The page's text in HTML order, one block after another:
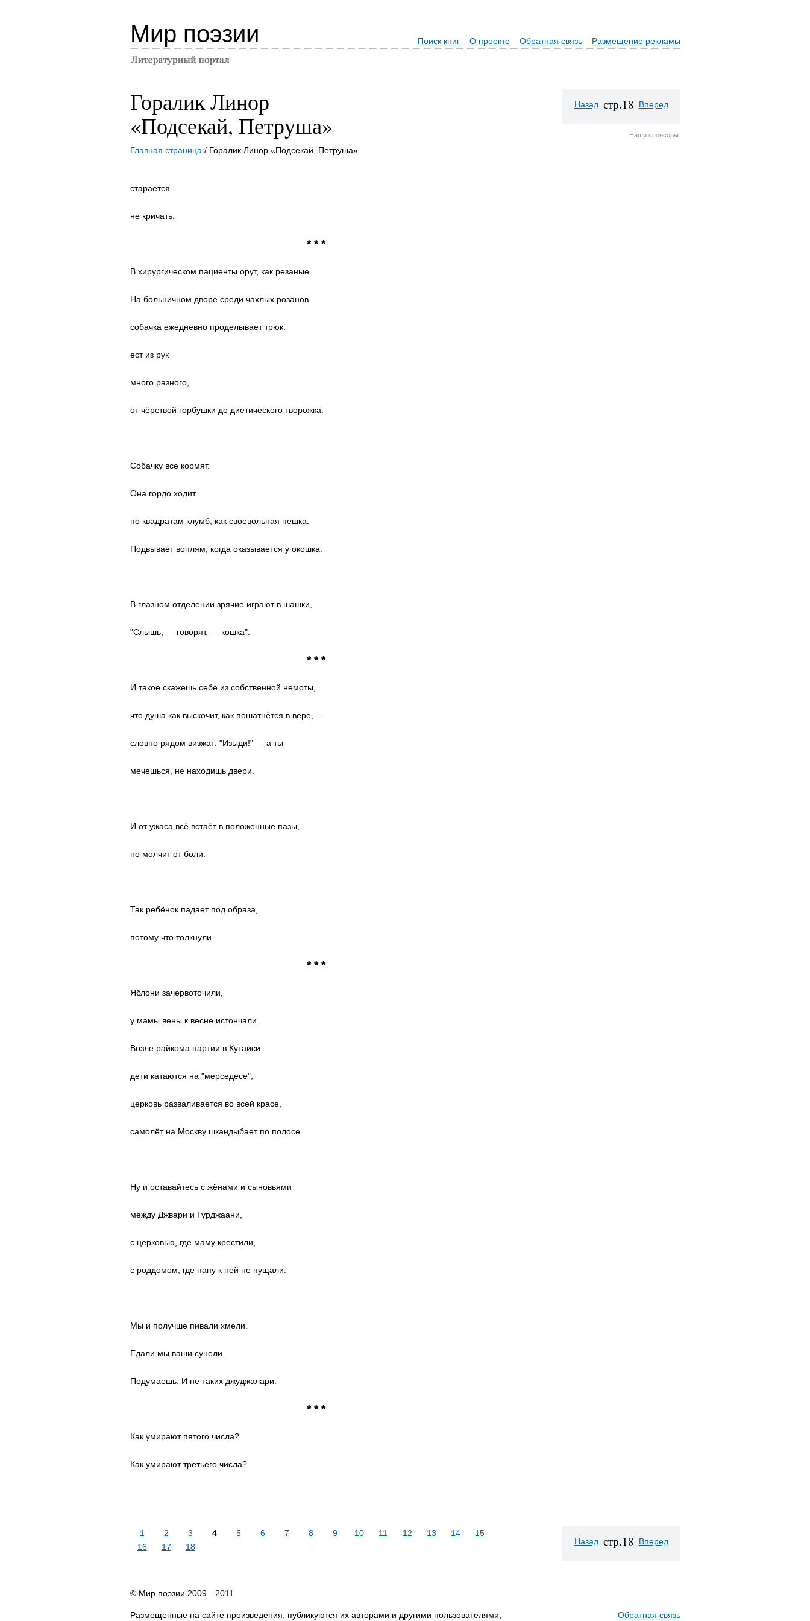
Мир поэзии Поиск книг О проекте Обратная связь Размещение рекламы
Горалик Линор
«Подсекай, Петруша»
Главная страница / Горалик Линор «Подсекай, Петруша»
старается
не кричать.
* * *
В хирургическом пациенты орут, как резаные.
На больничном дворе среди чахлых розанов
собачка ежедневно проделывает трюк:
ест из рук
много разного,
от чёрствой горбушки до диетического творожка.
Собачку все кормят.
Она гордо ходит
по квадратам клумб, как своевольная пешка.
Подвывает воплям, когда оказывается у окошка.
В глазном отделении зрячие играют в шашки,
"Слышь, — говорят, — кошка".
* * *
И такое скажешь себе из собственной немоты,
что душа как выскочит, как пошатнётся в вере, –
словно рядом визжат: "Изыди!" — а ты
мечешься, не находишь двери.
И от ужаса всё встаёт в положенные пазы,
но молчит от боли.
Так ребёнок падает под образа,
потому что толкнули.
* * *
Яблони зачервоточили,
у мамы вены к весне истончали.
Возле райкома партии в Кутаиси
дети катаются на "мерседесе",
церковь разваливается во всей красе,
самолёт на Москву шкандыбает по полосе.
Ну и оставайтесь с жёнами и сыновьями
между Джвари и Гурджаани,
с церковью, где маму крестили,
с роддомом, где папу к ней не пущали.
Мы и получше пивали хмели.
Едали мы ваши сунели.
Подумаешь. И не таких джуджалари.
* * *
Как умирают пятого числа?
Как умирают третьего числа?
Назад стр.18 Вперед
Наши спонсоры:
1 2 3 4 5 6 7 8 9 10 11 12 13 14
15
16
17 18
Назад стр.18 Вперед
© Мир поэзии 2009—2011
Размещенные на сайте произведения, публикуются их авторами и другими пользователями, Обратная связь